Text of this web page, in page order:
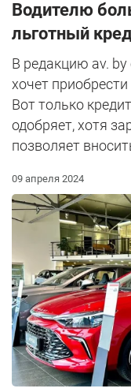
Водителю
льготный
В редакцию av. by
хочет
Вот только
одобряет, хотя
позволяет
09 апреля 2024